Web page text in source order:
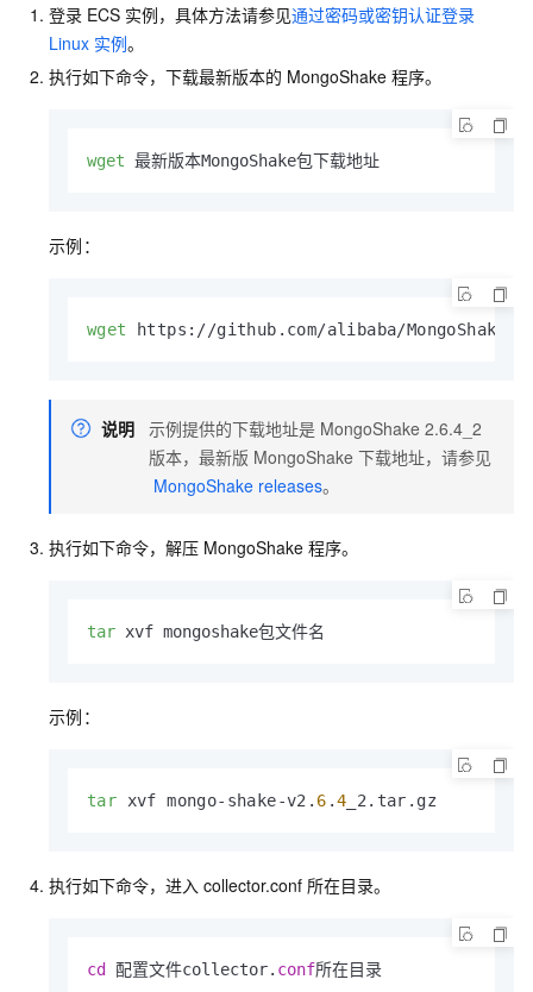
登录 ECS 实例，具体方法请参见通过密码或密钥认证登录
Linux 实例。
执行如下命令，下载最新版本的 MongoShake 程序。
wget 最新版本MongoShake包下载地址
示例：
wget https://github.com/alibaba/MongoShake/
说明 示例提供的下载地址是 MongoShake 2.6.4_2
版本，最新版 MongoShake 下载地址，请参见
MongoShake releases。
执行如下命令，解压 MongoShake 程序。
tar xvf mongoshake包文件名
示例：
tar xvf mongo-shake-v2. 6 .4 _2.tar.gz
执行如下命令，进入 collector.conf 所在目录。
cd 配置文件collector. conf所在目录